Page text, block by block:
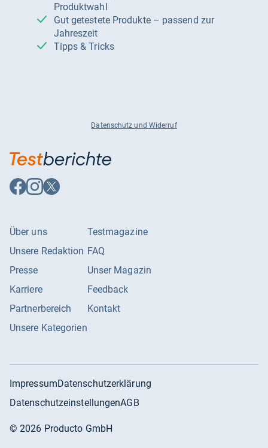
Produktwahl
Gut getestete Produkte – passend zur
Jahreszeit
Tipps & Tricks
Datenschutz und Widerruf
Auf
Facebook
Auf
Instagram
Auf
X
Über uns
Unsere Redaktion
Presse
Karriere
Partnerbereich
Unsere Kategorien
Testmagazine
FAQ
Unser Magazin
Feedback
Kontakt
ImpressumDatenschutzerklärung
DatenschutzeinstellungenAGB
©2026 Producto GmbH